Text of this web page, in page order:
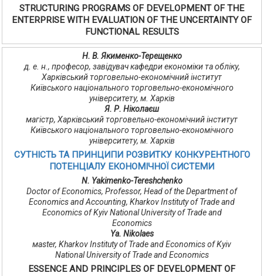
STRUCTURING PROGRAMS OF DEVELOPMENT OF THE
ENTERPRISE WITH EVALUATION OF THE UNCERTAINTY OF
FUNCTIONAL RESULTS
Н. В. Якименко-Терещенко
д. е. н., професор, завідувач кафедри економіки та обліку,
Харківський торговельно-економічний інститут
Київського національного торговельно-економічного
університету, м. Харків
Я. Р. Ніколаєш
магістр, Харківський торговельно-економічний інститут
Київського національного торговельно-економічного
університету, м. Харків
СУТНІСТЬ ТА ПРИНЦИПИ РОЗВИТКУ КОНКУРЕНТНОГО
ПОТЕНЦІАЛУ ЕКОНОМІЧНОЇ СИСТЕМИ
N. Yakimenko-Tereshchenko
Doctor of Economics, Professor, Head of the Department of
Economics and Accounting, Kharkov Institutу of Trade and
Economics of Kyiv National University of Trade and
Economics
Ya. Nikolaes
мaster, Kharkov Institutу of Trade and Economics of Kyiv
National University of Trade and Economics
ESSENCE AND PRINCIPLES OF DEVELOPMENT OF